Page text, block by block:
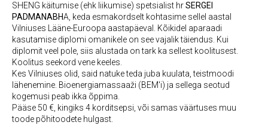
SHENG käitumise (ehk liikumise) spetsialist hrSERGEI
PADMANABHA, keda esmakordselt kohtasime sellel aastal
Vilniuses Lääne-Euroopa aastapäeval. Kõikidel aparaadi
kasutamise diplomi omanikele on see vajalik täiendus. Kui
diplomit veel pole, siis alustada on tark ka sellest koolitusest.
Koolitus seekord vene keeles.
Kes Vilniuses olid, said natuke teda juba kuulata, teistmoodi
lähenemine. Bioenergiamassaaži (BEM'i) ja sellega seotud
kogemusi peab ikka õppima.
Pääse 50 €, kingiks 4 korditsepsi, või samas väärtuses muu
toode põhitoodete hulgast.